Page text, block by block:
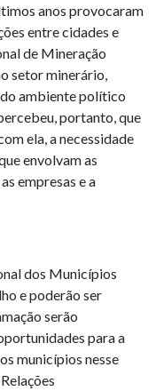
anos provocaram
entre cidades e
de Mineração
setor minerário,
ambiente político
portanto, que
ela, a necessidade
envolvam as
empresas e a
dos Municípios
e poderão ser
serão
para a
municípios nesse